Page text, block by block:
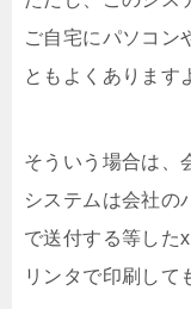
ご自宅にパソコン
ともよくあります
そういう場合は、
システムは会社の
で送付する等した
リンタで印刷して